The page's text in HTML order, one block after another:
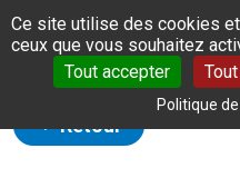
Panneau de gestion des
Ce site utilise des cookies
ceux que vous souhaitez
Tout accepter
Politique
Retour